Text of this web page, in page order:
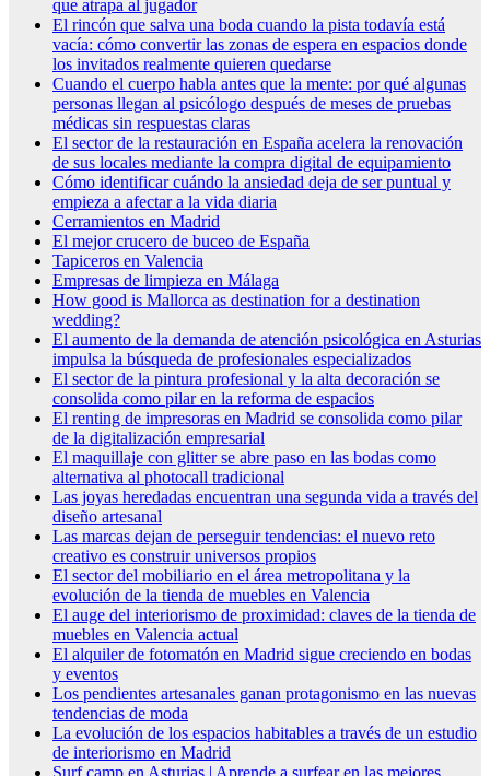
que atrapa al jugador
El rincón que salva una boda cuando la pista todavía está
vacía: cómo convertir las zonas de espera en espacios donde
los invitados realmente quieren quedarse
Cuando el cuerpo habla antes que la mente: por qué algunas
personas llegan al psicólogo después de meses de pruebas
médicas sin respuestas claras
El sector de la restauración en España acelera la renovación
de sus locales mediante la compra digital de equipamiento
Cómo identificar cuándo la ansiedad deja de ser puntual y
empieza a afectar a la vida diaria
Cerramientos en Madrid
El mejor crucero de buceo de España
Tapiceros en Valencia
Empresas de limpieza en Málaga
How good is Mallorca as destination for a destination
wedding?
El aumento de la demanda de atención psicológica en Asturias
impulsa la búsqueda de profesionales especializados
El sector de la pintura profesional y la alta decoración se
consolida como pilar en la reforma de espacios
El renting de impresoras en Madrid se consolida como pilar
de la digitalización empresarial
El maquillaje con glitter se abre paso en las bodas como
alternativa al photocall tradicional
Las joyas heredadas encuentran una segunda vida a través del
diseño artesanal
Las marcas dejan de perseguir tendencias: el nuevo reto
creativo es construir universos propios
El sector del mobiliario en el área metropolitana y la
evolución de la tienda de muebles en Valencia
El auge del interiorismo de proximidad: claves de la tienda de
muebles en Valencia actual
El alquiler de fotomatón en Madrid sigue creciendo en bodas
y eventos
Los pendientes artesanales ganan protagonismo en las nuevas
tendencias de moda
La evolución de los espacios habitables a través de un estudio
de interiorismo en Madrid